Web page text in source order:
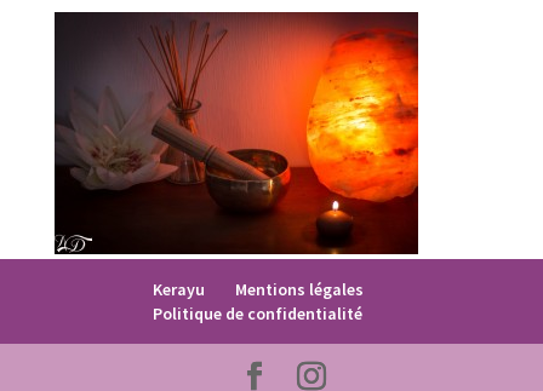
Kerayu
Mentions légales
Politique de confidentialité